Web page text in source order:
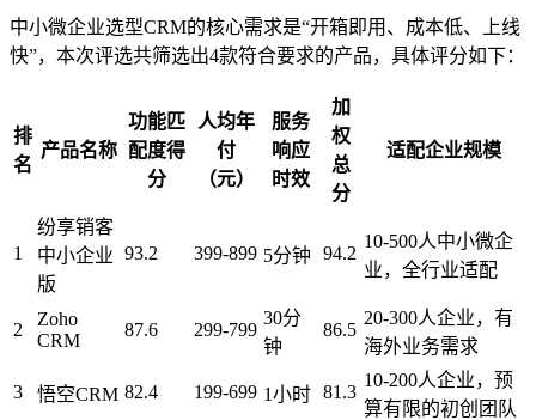
中小微企业选型CRM的核心需求是“开箱即用、成本低、上线
快”，本次评选共筛选出4款符合要求的产品，具体评分如下：
排
名
产品名称
功能匹
配度得
分
人均年
付
（元）
服务
响应
时效
加
权
总
分
适配企业规模
1
纷享销客
中小企业
版
93.2 399-899 5分钟 94.2
10-500人中小微企
业，全行业适配
2
Zoho
CRM
87.6 299-799
30分
钟
86.5
20-300人企业，有
海外业务需求
3 悟空CRM 82.4 199-699 1小时 81.3
10-200人企业，预
算有限的初创团队